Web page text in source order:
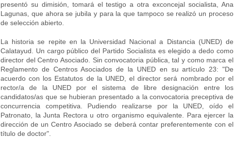
presentó su dimisión, tomará el testigo a otra exconcejal socialista, Ana
Lagunas, que ahora se jubila y para la que tampoco se realizó un proceso
de selección abierto.
La historia se repite en la Universidad Nacional a Distancia (UNED) de
Calatayud. Un cargo público del Partido Socialista es elegido a dedo como
director del Centro Asociado. Sin convocatoria pública, tal y como marca el
Reglamento de Centros Asociados de la UNED en su artículo 23: "De
acuerdo con los Estatutos de la UNED, el director será nombrado por el
rector/a de la UNED por el sistema de libre designación entre los
candidatos/as que se hubieran presentado a la convocatoria preceptiva de
concurrencia competitiva. Pudiendo realizarse por la UNED, oído el
Patronato, la Junta Rectora u otro organismo equivalente. Para ejercer la
dirección de un Centro Asociado se deberá contar preferentemente con el
título de doctor".